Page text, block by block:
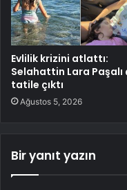
Evlilik krizini atlattı:
Selahattin Lara
tatile çıktı
Ağustos 5, 2026
Bir yanıt yazın